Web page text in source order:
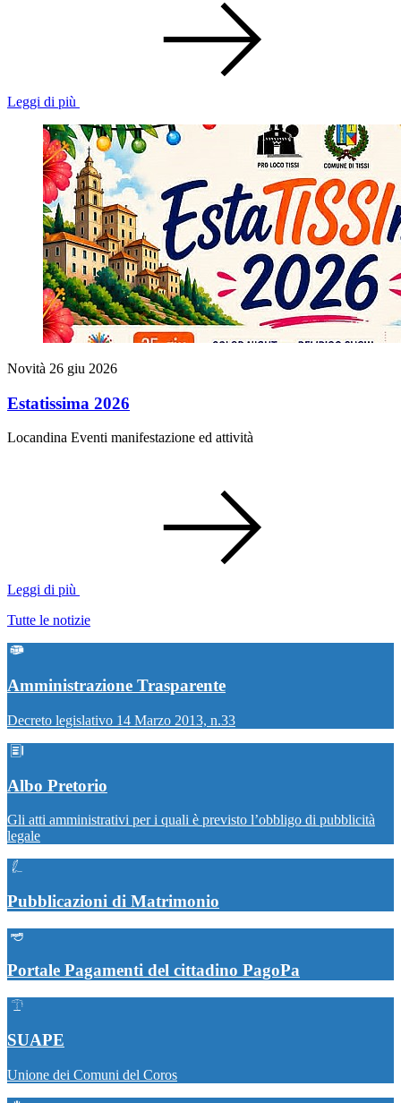
Leggi di più
Novità 26 giu 2026
Estatissima 2026
Locandina Eventi manifestazione ed attività
Leggi di più
Tutte le notizie
Amministrazione Trasparente
Decreto legislativo 14 Marzo 2013, n.33
Albo Pretorio
Gli atti amministrativi per i quali è previsto l’obbligo di pubblicità
legale
Pubblicazioni di Matrimonio
Portale Pagamenti del cittadino PagoPa
SUAPE
Unione dei Comuni del Coros